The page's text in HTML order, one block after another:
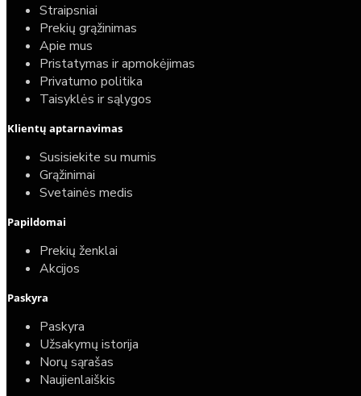
Elektrinio gyvatuko paruošimo paslauga
40,00€
25,00€
Straipsniai
Prekių grąžinimas
Apie mus
Pristatymas ir apmokėjimas
Privatumo politika
Taisyklės ir sąlygos
Klientų aptarnavimas
Susisiekite su mumis
Grąžinimai
Svetainės medis
Papildomai
Prekių ženklai
Akcijos
Paskyra
Paskyra
Užsakymų istorija
Norų sąrašas
Naujienlaiškis